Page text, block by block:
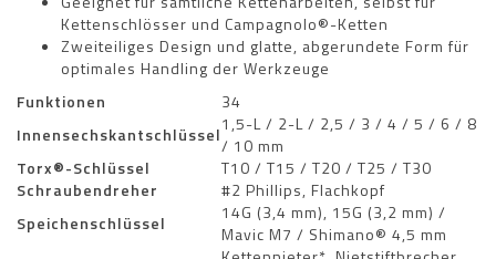
Kettenschlösser und Campagnolo®-Ketten
Zweiteiliges Design und glatte, abgerundete Form für
optimales Handling der Werkzeuge
Funktionen
34
Innensechskantschlüssel1,5-L / 2-L / 2,5 / 3 / 4 / 5 / 6 / 8
/ 10 mm
Torx®-Schlüssel
T10 / T15 / T20 / T25 / T30
Schraubendreher
#2 Phillips, Flachkopf
Speichenschlüssel
14G (3,4 mm), 15G (3,2 mm) /
Mavic M7 / Shimano® 4,5 mm